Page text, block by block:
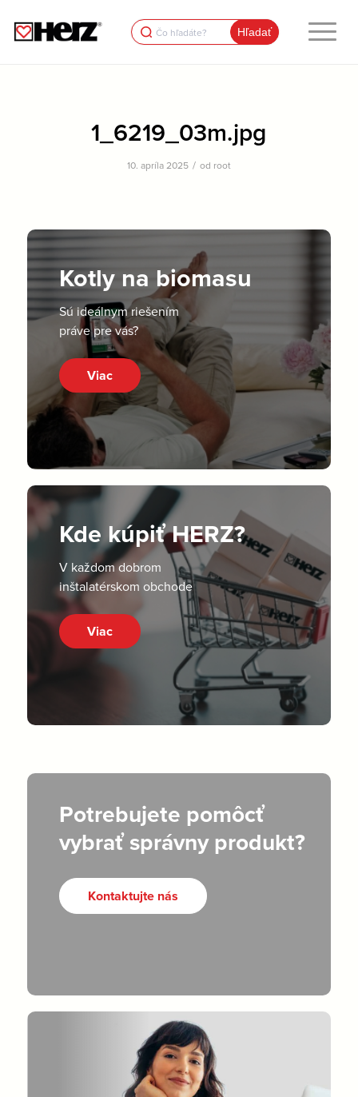
Search
for:
1_6219_03m.jpg
10. apríla 2025 / od root
Kotly na biomasu
Sú ideálnym riešením
práve pre vás?
Viac
Kde kúpiť HERZ?
V každom dobrom
inštalatérskom obchode
Viac
Potrebujete pomôcť
vybrať správny produkt?
Kontaktujte nás